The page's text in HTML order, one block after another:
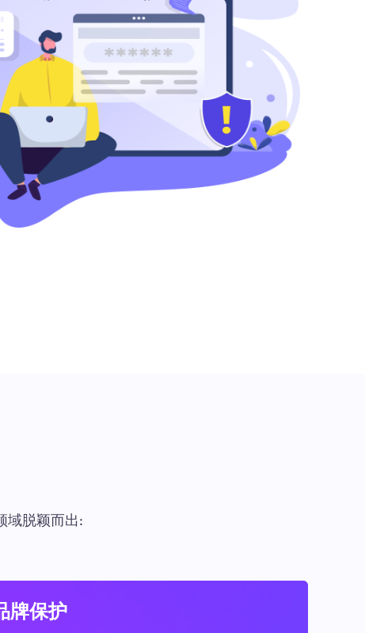
域脱颖而出:
牌保护